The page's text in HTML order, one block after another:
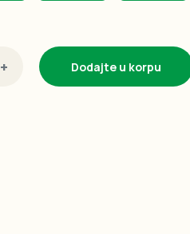
+ Dodajte u korpu